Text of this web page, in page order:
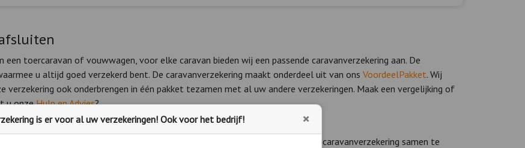
toercaravan of vouwwagen, voor elke caravan bieden wij een passende caravanverzekering aan. De
u altijd goed verzekerd bent. De caravanverzekering maakt onderdeel uit van ons VoordeelPakket. Wij
verzekering ook onderbrengen in één pakket tezamen met al uw andere verzekeringen. Maak een vergelijking of
u onzeHulp en Advies?
caravanverzekering is maatwerk. Wij bieden u daarom de mogelijkheid zelf de caravanverzekering samen te
is er voor al uw verzekeringen! Ook voor het bedrijf! ×